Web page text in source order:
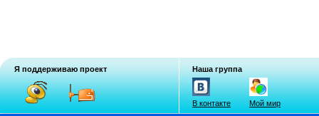
Я поддерживаю проект Наша группа
В контакте Мой мир